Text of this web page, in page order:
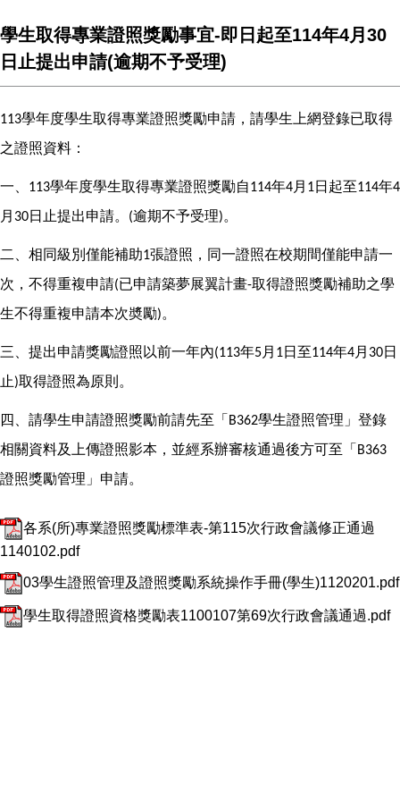
學生取得專業證照獎勵事宜-即日起至114年4月30
日止提出申請(逾期不予受理)
113學年度學生取得專業證照獎勵申請，請學生上網登錄已取得
之證照資料：
一、 113學年度學生取得專業證照獎勵自114年4月 1日起至114年4
月 30日止提出申請。 (逾期不予受理)。
二、相同級別僅能補助1張證照，同一證照在校期間僅能申請一
次，不得重複申請(已申請築夢展翼計畫-取得證照獎勵補助之學
生不得重複申請本次奬勵)。
三、提出申請獎勵證照以前一年內(113年5月 1日至114年4月 30日
止)取得證照為原則。
四、請學生申請證照獎勵前請先至「 B362學生證照管理」登錄
相關資料及上傳證照影本，並經系辦審核通過後方可至「 B363
證照獎勵管理」申請。
各系(所)專業證照獎勵標準表-第115次行政會議修正通過
1140102.pdf
03學生證照管理及證照獎勵系統操作手冊(學生)1120201.pdf
學生取得證照資格獎勵表1100107第69次行政會議通過.pdf